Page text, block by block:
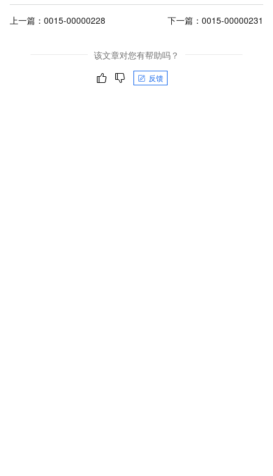
上一篇： 0015-00000228 下一篇： 0015-00000231
该文章对您有帮助吗？
反馈